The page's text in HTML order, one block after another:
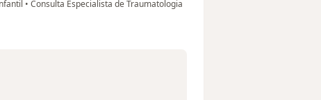
• Consulta Especialista de Traumatologia